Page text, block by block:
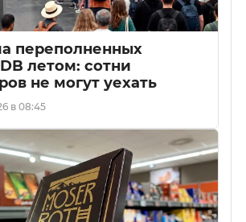
переполненных
летом: сотни
не могут уехать
в 08:45